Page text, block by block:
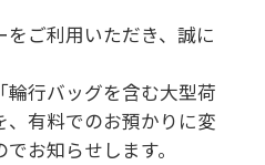
ご利用いただき、誠に
行バッグを含む大型荷
有料でのお預かりに変
お知らせします。